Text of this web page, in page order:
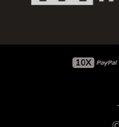
